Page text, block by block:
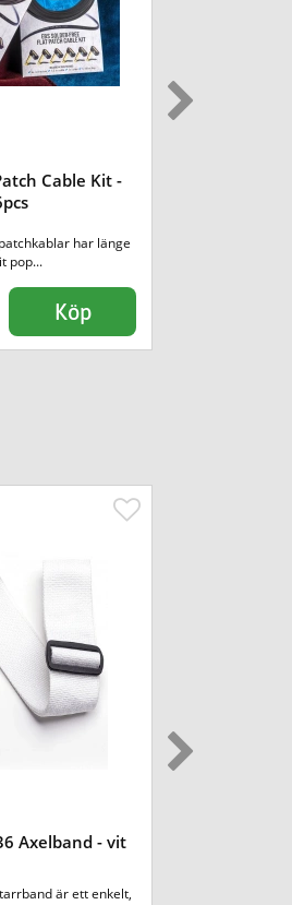
Cable Kit -
har länge
pop...
Köp
Axelband - vit
är ett enkelt,